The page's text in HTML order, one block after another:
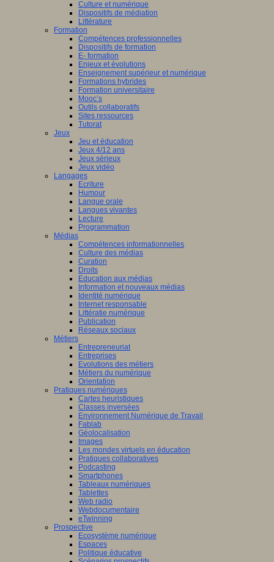
Culture et numérique
Dispositifs de médiation
Littérature
Formation
Compétences professionnelles
Dispositifs de formation
E- formation
Enjeux et évolutions
Enseignement supérieur et numérique
Formations hybrides
Formation universitaire
Mooc’s
Outils collaboratifs
Sites ressources
Tutorat
Jeux
Jeu et éducation
Jeux 4/12 ans
Jeux sérieux
Jeux vidéo
Langages
Ecriture
Humour
Langue orale
Langues vivantes
Lecture
Programmation
Médias
Compétences informationnelles
Culture des médias
Curation
Droits
Education aux médias
Information et nouveaux médias
Identité numérique
Internet responsable
Littératie numérique
Publication
Réseaux sociaux
Métiers
Entrepreneuriat
Entreprises
Evolutions des métiers
Métiers du numérique
Orientation
Pratiques numériques
Cartes heuristiques
Classes inversées
Environnement Numérique de Travail
Fablab
Géolocalisation
Images
Les mondes virtuels en éducation
Pratiques collaboratives
Podcasting
Smartphones
Tableaux numériques
Tablettes
Web radio
Webdocumentaire
eTwinning
Prospective
Ecosystème numérique
Espaces
Politique éducative